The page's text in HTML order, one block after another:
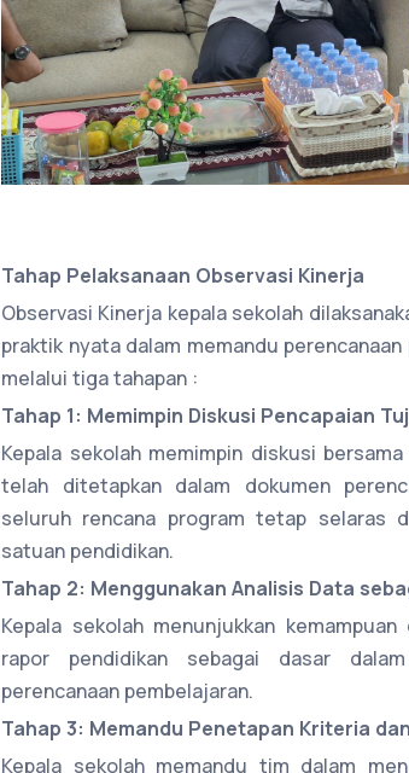
Tahap Pelaksanaan Observasi Kinerja
Observasi Kinerja kepala sekolah
praktik nyata dalam memandu
melalui tiga tahapan :
Tahap 1: Memimpin Diskusi Pencapaian
Kepala sekolah memimpin diskusi
telah ditetapkan dalam dokumen
seluruh rencana program tetap selaras
satuan pendidikan.
Tahap 2: Menggunakan Analisis Data
Kepala sekolah menunjukkan
rapor pendidikan sebagai dasar
perencanaan pembelajaran.
Tahap 3: Memandu Penetapan Kriteria
Kepala sekolah memandu tim dalam